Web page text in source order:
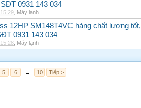
0931 143 034
Máy lạnh
12HP SM148T4VC hàng chất lượng tốt,
0931 143 034
Máy lạnh
5 6 → 10 Tiếp >